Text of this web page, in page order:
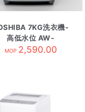
7KG洗衣機-
高低水位 AW-
Q801APH(WW
MOP 2,590.00